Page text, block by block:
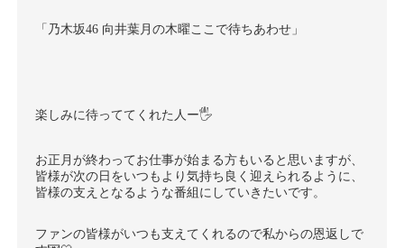
「乃木坂46 向井葉月の木曜ここで待ちあわせ」
楽しみに待っててくれた人ー🖐️
お正月が終わってお仕事が始まる方もいると思いますが、
皆様が次の日をいつもより気持ち良く迎えられるように、
皆様の支えとなるような番組にしていきたいです。
ファンの皆様がいつも支えてくれるので私からの恩返しで